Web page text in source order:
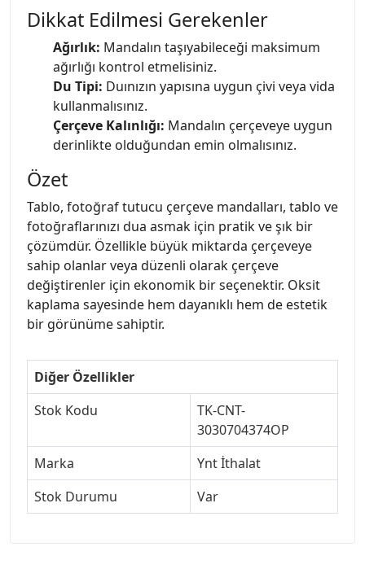
Dikkat Edilmesi Gerekenler
Ağırlık: Mandalın taşıyabileceği maksimum
ağırlığı kontrol etmelisiniz.
Du Tipi: Duınızın yapısına uygun çivi veya vida
kullanmalısınız.
Çerçeve Kalınlığı: Mandalın çerçeveye uygun
derinlikte olduğundan emin olmalısınız.
Özet
Tablo, fotoğraf tutucu çerçeve mandalları, tablo ve
fotoğraflarınızı dua asmak için pratik ve şık bir
çözümdür. Özellikle büyük miktarda çerçeveye
sahip olanlar veya düzenli olarak çerçeve
değiştirenler için ekonomik bir seçenektir. Oksit
kaplama sayesinde hem dayanıklı hem de estetik
bir görünüme sahiptir.
Diğer Özellikler
Stok Kodu
TK-CNT-
3030704374OP
Marka
Ynt İthalat
Stok Durumu
Var